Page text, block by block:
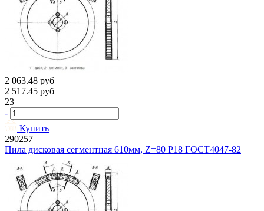
2 063.48 руб
2 517.45 руб
23
-
+
Купить
290257
Пила дисковая сегментная 610мм, Z=80 Р18 ГОСТ4047-82